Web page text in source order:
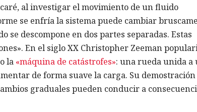
al investigar el movimiento de un fluido
se enfría la sistema puede cambiar
descompone en dos partes separadas. Estas
En el siglo XX Christopher Zeeman
la «máquina de catástrofes»: una rueda unida a
de forma suave la carga. Su
graduales pueden conducir a